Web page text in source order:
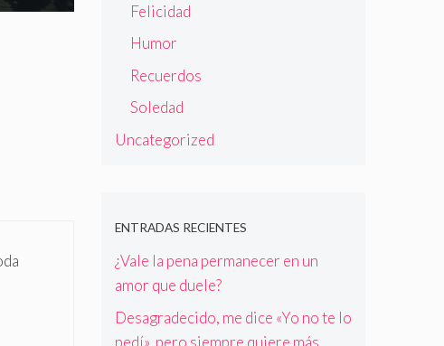
Felicidad
Humor
Recuerdos
Soledad
Uncategorized
ENTRADAS RECIENTES
¿Vale la pena permanecer en un
amor que duele?
Desagradecido, me dice «Yo no te lo
pedí», pero siempre quiere más